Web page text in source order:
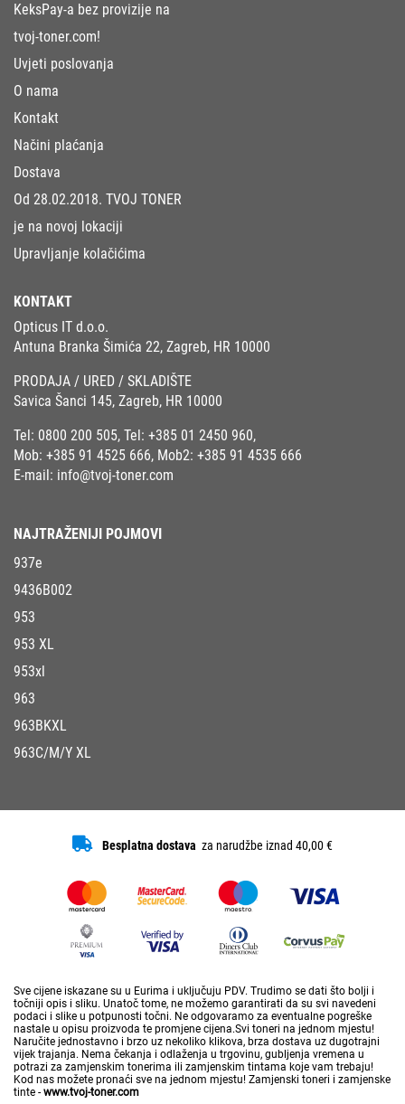
KeksPay-a bez provizije na
tvoj-toner.com!
Uvjeti poslovanja
O nama
Kontakt
Načini plaćanja
Dostava
Od 28.02.2018. TVOJ TONER
je na novoj lokaciji
Upravljanje kolačićima
KONTAKT
Opticus IT d.o.o.
Antuna Branka Šimića 22, Zagreb, HR 10000
PRODAJA / URED / SKLADIŠTE
Savica Šanci 145, Zagreb, HR 10000
Tel: 0800 200 505, Tel: +385 01 2450 960,
Mob: +385 91 4525 666, Mob2: +385 91 4535 666
E-mail: info@tvoj-toner.com
NAJTRAŽENIJI POJMOVI
937e
9436B002
953
953 XL
953xl
963
963BKXL
963C/M/Y XL
Besplatna dostava za narudžbe iznad 40,00 €
Sve cijene iskazane su u Eurima i uključuju PDV. Trudimo se dati što bolji i
točniji opis i sliku. Unatoč tome, ne možemo garantirati da su svi navedeni
podaci i slike u potpunosti točni. Ne odgovaramo za eventualne pogreške
nastale u opisu proizvoda te promjene cijena.Svi toneri na jednom mjestu!
Naručite jednostavno i brzo uz nekoliko klikova, brza dostava uz dugotrajni
vijek trajanja. Nema čekanja i odlaženja u trgovinu, gubljenja vremena u
potrazi za zamjenskim tonerima ili zamjenskim tintama koje vam trebaju!
Kod nas možete pronaći sve na jednom mjestu! Zamjenski toneri i zamjenske
tinte - www.tvoj-toner.com